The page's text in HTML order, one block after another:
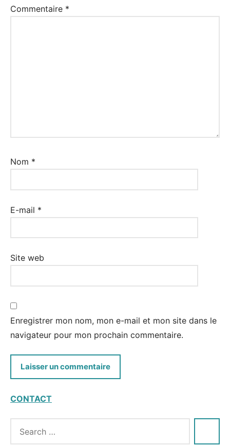
Commentaire *
Nom *
E-mail *
Site web
Enregistrer mon nom, mon e-mail et mon site dans le
navigateur pour mon prochain commentaire.
CONTACT